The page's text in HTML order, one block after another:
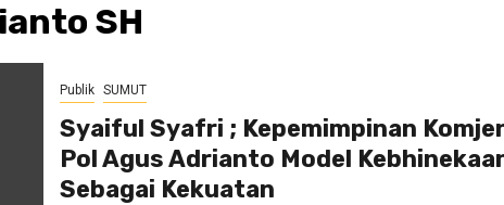
SH
Publik SUMUT
Syaiful Syafri ; Kepemimpinan
Pol Agus Adrianto Model
Sebagai Kekuatan